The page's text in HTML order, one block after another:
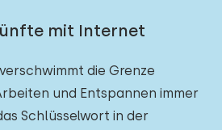
mit Internet
die Grenze
und Entspannen immer
Schlüsselwort in der